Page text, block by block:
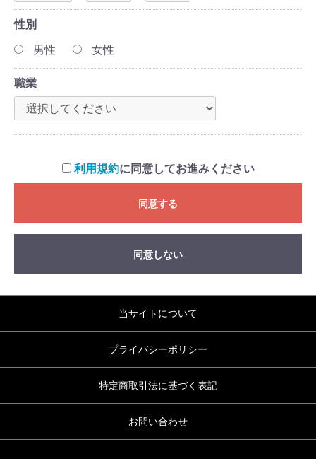
性別
男性
女性
職業
利用規約に同意してお進みください
同意する
同意しない
当サイトについて
プライバシーポリシー
特定商取引法に基づく表記
お問い合わせ